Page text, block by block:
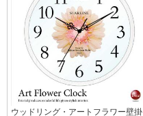
ウッドリング・アートフラワー壁掛